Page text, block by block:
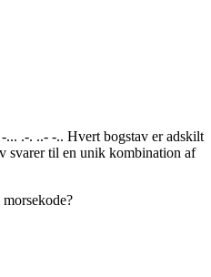
.-. ..- -.. Hvert bogstav er adskilt
svarer til en unik kombination af